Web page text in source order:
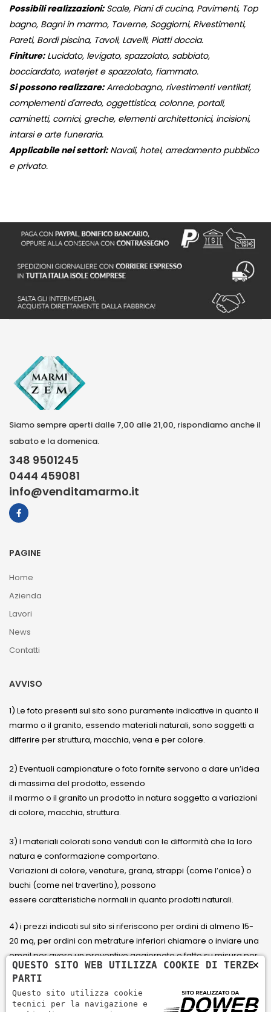
Possibili realizzazioni:Scale, Piani di cucina, Pavimenti, Top
bagno, Bagni in marmo, Taverne, Soggiorni, Rivestimenti,
Pareti, Bordi piscina, Tavoli, Lavelli, Piatti doccia.
Finiture:Lucidato, levigato, spazzolato, sabbiato,
bocciardato, waterjet e spazzolato, fiammato.
Si possono realizzare:Arredobagno, rivestimenti ventilati,
complementi d'arredo, oggettistica, colonne, portali,
caminetti, cornici, greche, elementi architettonici, incisioni,
intarsi e arte funeraria.
Applicabile nei settori:Navali, hotel, arredamento pubblico
e privato.
Siamo sempre aperti dalle 7,00 alle 21,00, rispondiamo anche il
sabato e la domenica.
348 9501245
0444 459081
info@venditamarmo.it
PAGINE
Home
Azienda
Lavori
News
Contatti
AVVISO
1) Le foto presenti sul sito sono puramente indicative in quanto il
marmo o il granito, essendo materiali naturali, sono soggetti a
differire per struttura, macchia, vena e per colore.
2) Eventuali campionature o foto fornite servono a dare un’idea
di massima del prodotto, essendo
il marmo o il granito un prodotto in natura soggetto a variazioni
di colore, macchia, struttura.
3) I materiali colorati sono venduti con le difformità che la loro
natura e conformazione comportano.
Variazioni di colore, venature, grana, strappi (come l’onice) o
buchi (come nel travertino), possono
essere caratteristiche normali in quanto prodotti naturali.
4) i prezzi indicati sul sito si riferiscono per ordini di almeno 15-
20 mq, per ordini con metrature inferiori chiamare o inviare una
email per avere un preventivo aggiornato e fatto su misura per
il cliente.
5) Paga con Carta di credito Visa, Visa Electron, Maestro,
×
QUESTO SITO WEB UTILIZZA COOKIE DI TERZE
PARTI
Questo sito utilizza cookie
tecnici per la navigazione e